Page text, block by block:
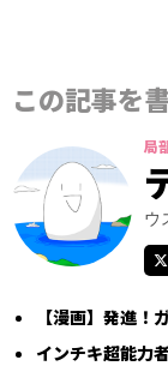
この記事を
局
ウ
【漫画】発進！
インチキ超能力